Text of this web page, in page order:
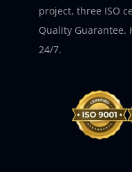
project, three ISO
Quality Guarantee.
24/7.